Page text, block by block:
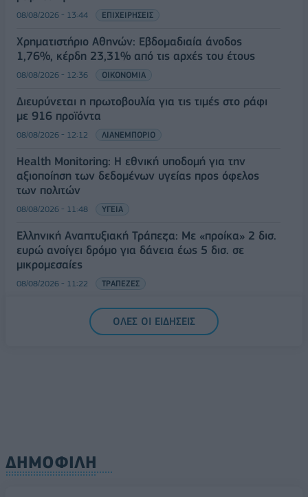
08/08/2026 - 13:44 ΕΠΙΧΕΙΡΗΣΕΙΣ
Χρηματιστήριο Αθηνών: Εβδομαδιαία άνοδος
1,76%, κέρδη 23,31% από τις αρχές του έτους
08/08/2026 - 12:36 ΟΙΚΟΝΟΜΙΑ
Διευρύνεται η πρωτοβουλία για τις τιμές στο ράφι
με 916 προϊόντα
08/08/2026 - 12:12 ΛΙΑΝΕΜΠΟΡΙΟ
Health Monitoring: Η εθνική υποδομή για την
αξιοποίηση των δεδομένων υγείας προς όφελος
των πολιτών
08/08/2026 - 11:48 ΥΓΕΙΑ
Ελληνική Αναπτυξιακή Τράπεζα: Με «προίκα» 2 δισ.
ευρώ ανοίγει δρόμο για δάνεια έως 5 δισ. σε
μικρομεσαίες
08/08/2026 - 11:22 ΤΡΑΠΕΖΕΣ
5G παντού, 6G στον ορίζοντα: Πού βρίσκεται η
Ελλάδα στη μεγάλη τεχνολογική μετάβαση
ΟΛΕΣ ΟΙ ΕΙΔΗΣΕΙΣ
ΔΗΜΟΦΙΛΗ